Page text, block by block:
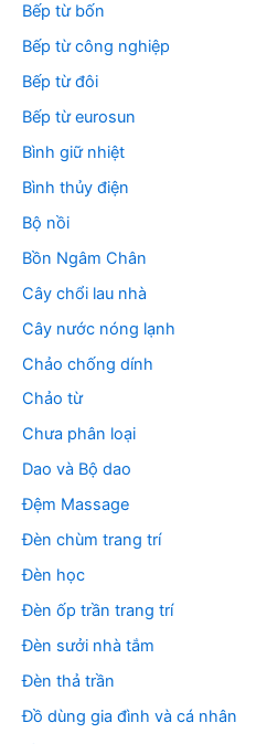
Bếp từ bốn
Bếp từ công nghiệp
Bếp từ đôi
Bếp từ eurosun
Bình giữ nhiệt
Bình thủy điện
Bộ nồi
Bồn Ngâm Chân
Cây chổi lau nhà
Cây nước nóng lạnh
Chảo chống dính
Chảo từ
Chưa phân loại
Dao và Bộ dao
Đệm Massage
Đèn chùm trang trí
Đèn học
Đèn ốp trần trang trí
Đèn sưởi nhà tắm
Đèn thả trần
Đồ dùng gia đình và cá nhân